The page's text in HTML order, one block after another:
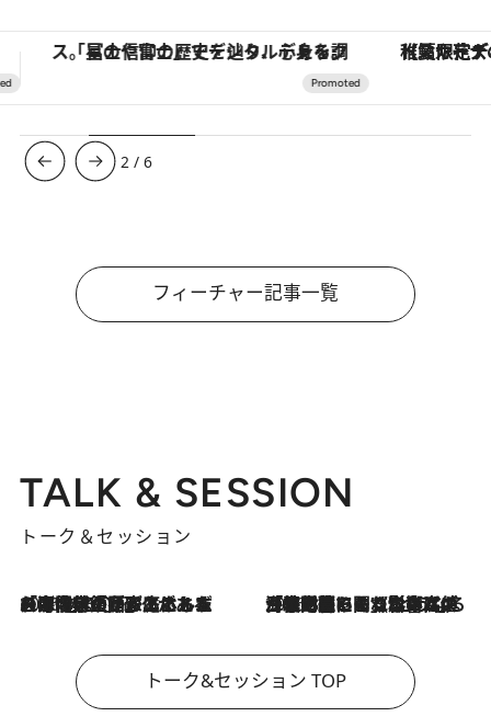
【夏限定ディナーコース】旬を迎える稚鮎や花ズッキーニなどをイタリア・トスカーナの郷土料理の手法で満喫！
3 /6
フィーチャー記事一覧
TALK & SESSION
トーク＆セッション
2026.8.3
「今後値上げがあるとすれば…」「リスクがあるのは今年の冬」エネルギー専門家が語る、ホルムズ海峡封鎖が家庭にもたらす“ある心配” 2026.8.3
「住宅建てられない…」「サーチャージ料の高値が続いている」ホルムズ海峡封鎖による影響はいつまで続く？《エネルギー専門家に聞く“どうなる日本の暮らし”》
トーク&セッション TOP